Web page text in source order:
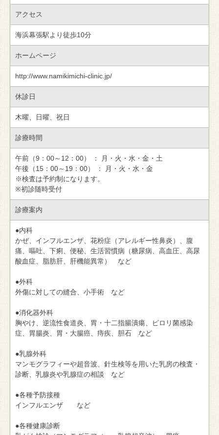
アクセス
海浜幕張駅より徒歩10分
ホームページ
http://www.namikimichi-clinic.jp/
休診日
木曜、日曜、祝日
診療時間
午前（9：00～12：00） ： 月・火・水・金・土
午後（15：00～19：00） ： 月・火・水・金
※検査は予約制になります。
※初診随時受付
診療案内
●内科
かぜ、インフルエンザ、花粉症（アレルギー性鼻炎）、腹
痛、嘔吐、下痢、便秘、生活習慣病（糖尿病、高血圧、高尿
酸血症、脂肪肝、肝機能異常） など
●外科
外傷に対しての縫合、小手術 など
●消化器外科
胸やけ、逆流性食道炎、胃・十二指腸潰瘍、ピロリ菌感染
症、胃腸炎、胃・大腸癌、痔疾、胆石 など
●乳腺外科
マンモグラフィーや超音波、針生検等を用いた乳房の検査・
診断、乳腺炎や乳腺症の相談 など
●各種予防接種
インフルエンザ など
●各種健康診断